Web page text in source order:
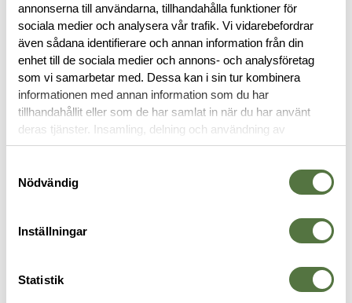
annonserna till användarna, tillhandahålla funktioner för
sociala medier och analysera vår trafik. Vi vidarebefordrar
även sådana identifierare och annan information från din
enhet till de sociala medier och annons- och analysföretag
som vi samarbetar med. Dessa kan i sin tur kombinera
informationen med annan information som du har
tillhandahållit eller som de har samlat in när du har använt
deras tjänster. Insamling, delning och användning av
personuppgifter kan användas för personalisering av
Nödvändig
Inställningar
Statistik
BESKRIVNING
RECENSIONER
OM VARUMÄRKET
SOVSÄCKAR